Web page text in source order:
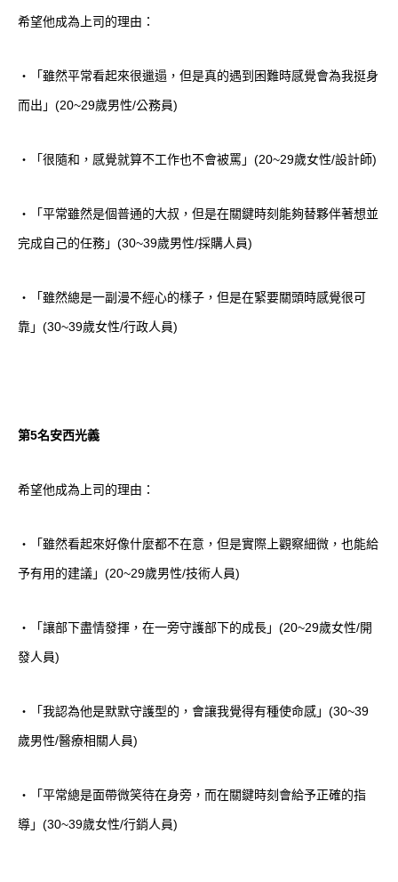
希望他成為上司的理由：
・「雖然平常看起來很邋遢，但是真的遇到困難時感覺會為我挺身
而出」(20~29歲男性/公務員)
・「很隨和，感覺就算不工作也不會被罵」(20~29歲女性/設計師)
・「平常雖然是個普通的大叔，但是在關鍵時刻能夠替夥伴著想並
完成自己的任務」(30~39歲男性/採購人員)
・「雖然總是一副漫不經心的樣子，但是在緊要關頭時感覺很可
靠」(30~39歲女性/行政人員)
第5名安西光義
希望他成為上司的理由：
・「雖然看起來好像什麼都不在意，但是實際上觀察細微，也能給
予有用的建議」(20~29歲男性/技術人員)
・「讓部下盡情發揮，在一旁守護部下的成長」(20~29歲女性/開
發人員)
・「我認為他是默默守護型的，會讓我覺得有種使命感」(30~39
歲男性/醫療相關人員)
・「平常總是面帶微笑待在身旁，而在關鍵時刻會給予正確的指
導」(30~39歲女性/行銷人員)